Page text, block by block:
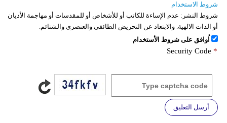
شروط الاستخدام
شروط النشر: عدم الإساءة للكاتب أو للأشخاص أو للمقدسات أو مهاجمة الأديان
أو الذات الالهية. والابتعاد عن التحريض الطائفي والعنصري والشتائم.
اُوافق على شروط الأستخدام
Security Code *
أرسل التعليق